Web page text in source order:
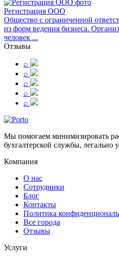
Регистрация ООО
Общество с ограниченной
из форм ведения бизнеса.
человек ...
Отзывы
⌕
⌕
⌕
⌕
⌕
Мы помогаем минимизировать
бухгалтерской службы, легально
Компания
О нас
Сотрудники
Блог
Контакты
Политика
Все города
Отзывы
Услуги